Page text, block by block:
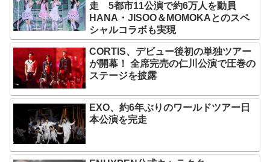
走 5都市11公演で約6万人を動員
HANA・JISOO＆MOMOKAとのスペ
シャルコラボも実現
CORTIS、デビュー後初の単独ツアー
が開幕！ 全席完売の仁川公演で圧巻の
ステージを披露
EXO、約6年ぶりのワールドツアー日
本公演を完走